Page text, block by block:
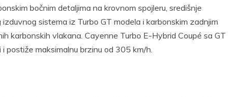
bočnim detaljima na krovnom spojleru, središnje
sistema iz Turbo GT modela i karbonskim zadnjim
karbonskih vlakana. Cayenne Turbo E-Hybrid Coupé sa GT
postiže maksimalnu brzinu od 305 km/h.